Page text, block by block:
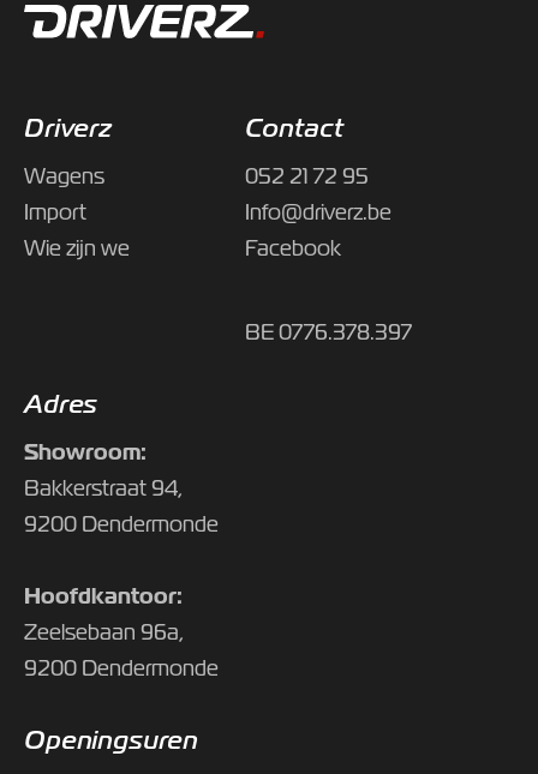
Driverz
Wagens
Import
Wie zijn we
Contact
052 21 72 95
Info@driverz.be
Facebook
BE 0776.378.397
Adres
Showroom:
Bakkerstraat 94,
9200 Dendermonde
Hoofdkantoor:
Zeelsebaan 96a,
9200 Dendermonde
Openingsuren